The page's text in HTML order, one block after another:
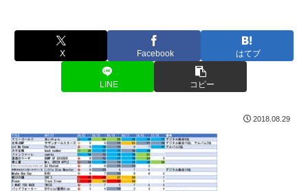
X Facebook はてブ
LINE コピー
2018.08.29